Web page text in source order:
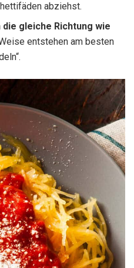
abziehst.
die gleiche Richtung wie
entstehen am besten